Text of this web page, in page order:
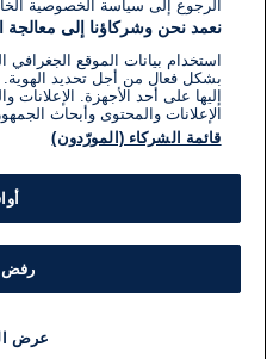
الرجوع إلى سياسة الخصوصية
نعمد نحن وشركاؤنا إلى معالجة
استخدام بيانات الموقع
بشكل فعال من أجل تحديد
إليها على أحد الأجهزة.
الإعلانات والمحتوى وأبحاث
قائمة الشركاء (المورّدون)
رفض
عرض